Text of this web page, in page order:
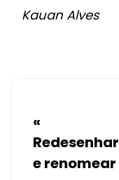
Kauan Alves
«
Redesenhar
e renomear